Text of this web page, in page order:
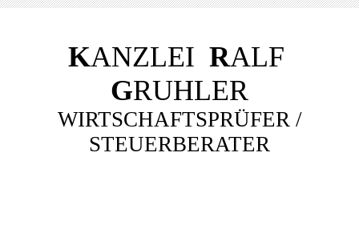
KANZLEI RALF
GRUHLER
WIRTSCHAFTSPRÜFER /
STEUERBERATER